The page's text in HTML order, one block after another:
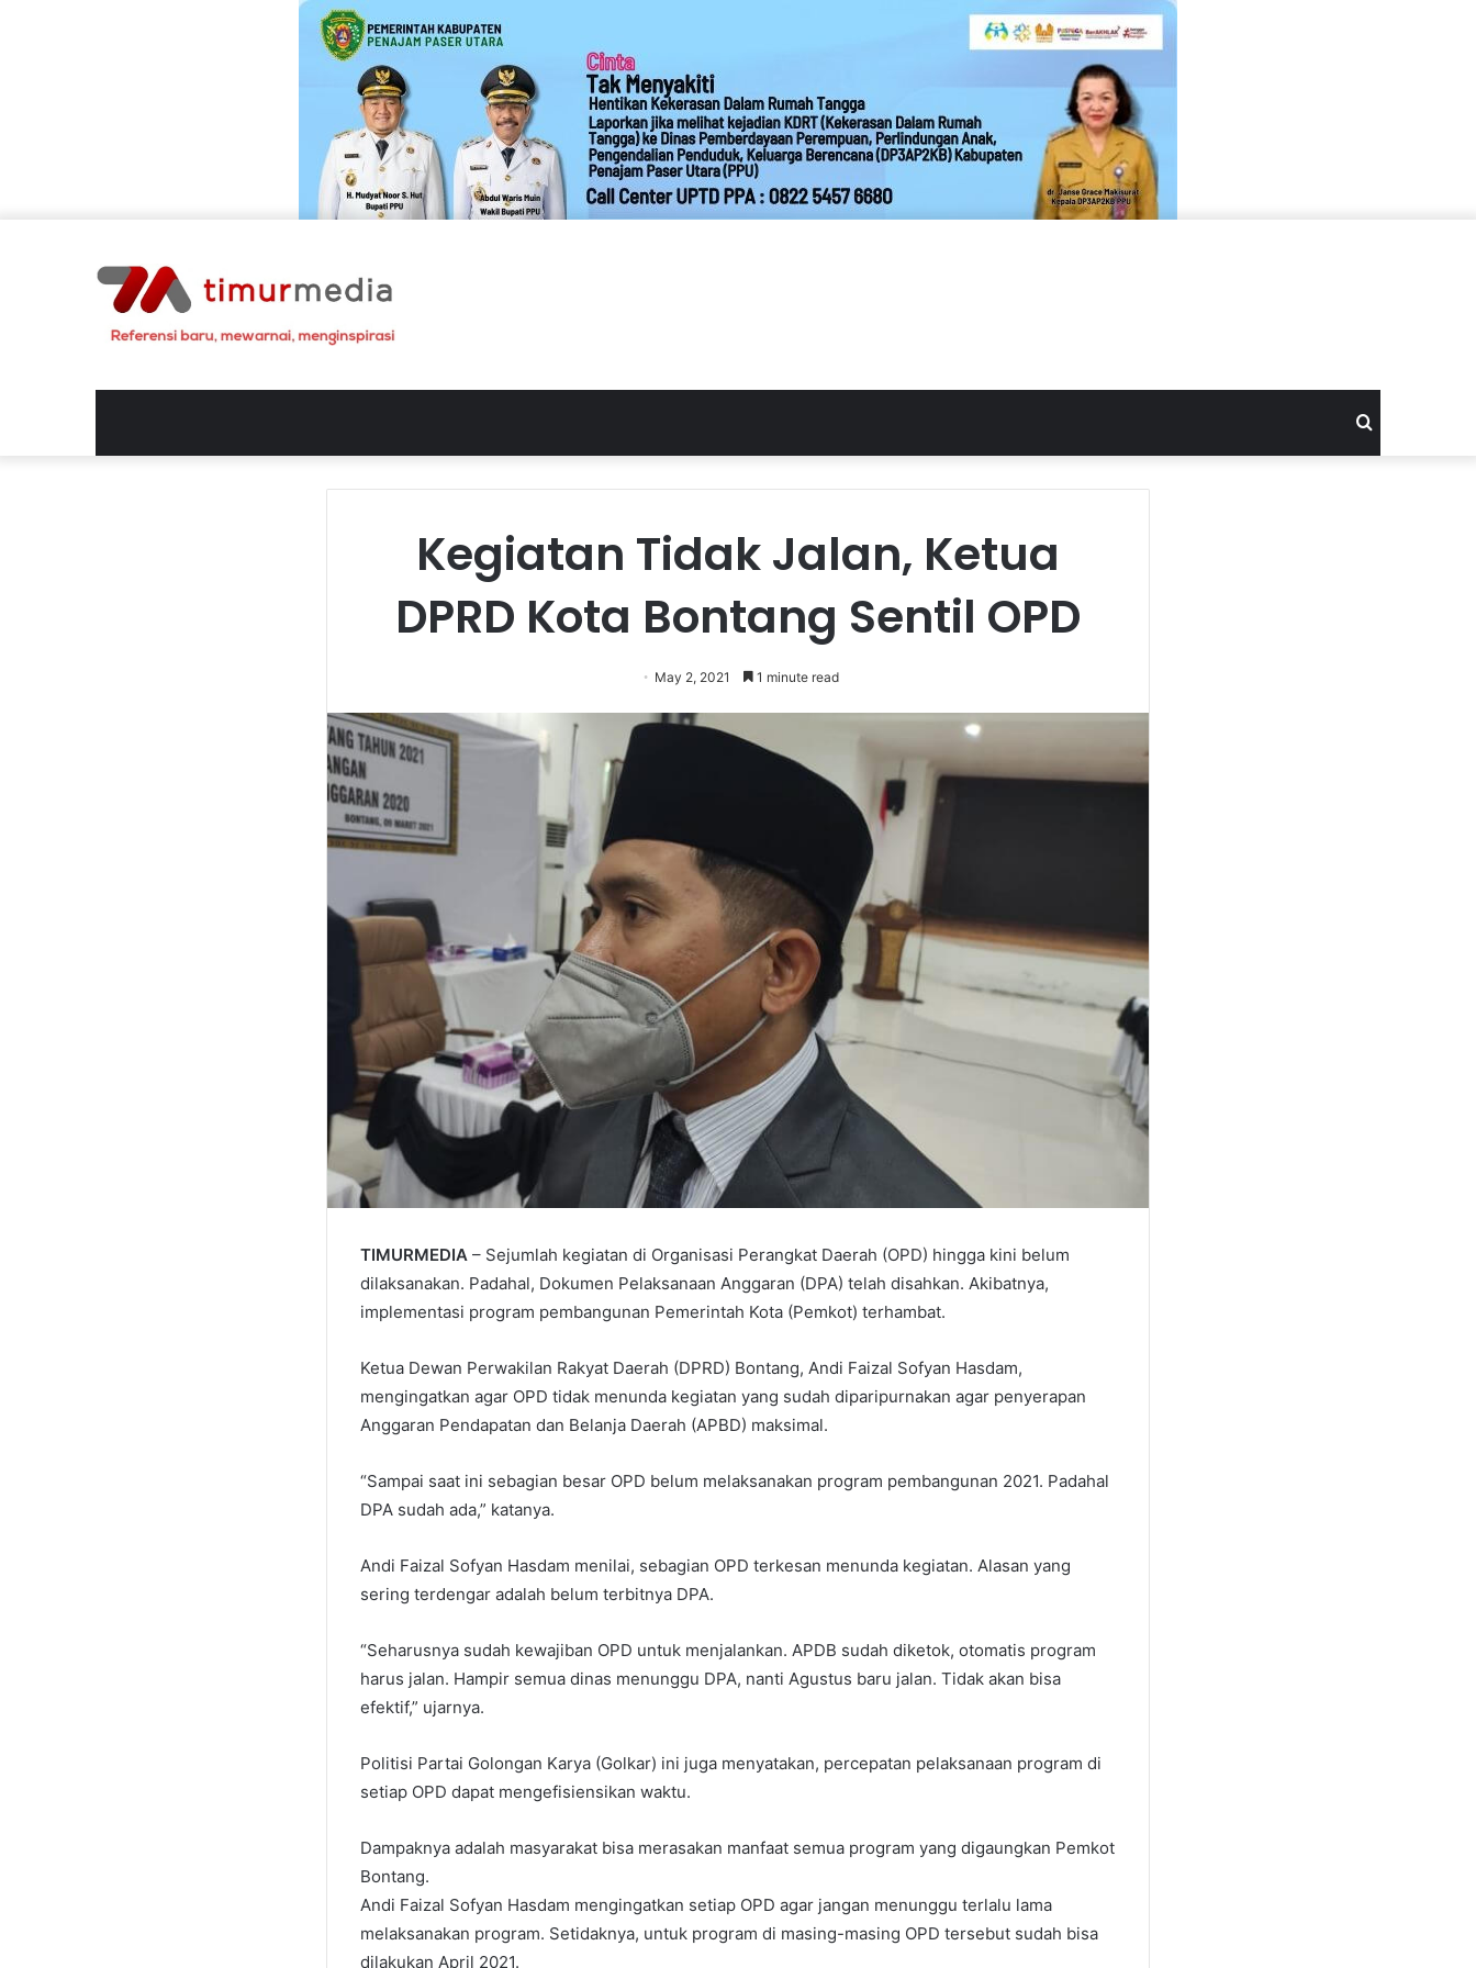
Kegiatan Tidak Jalan, Ketua
DPRD Kota Bontang Sentil OPD
May 2, 2021 1 minute read
TIMURMEDIA – Sejumlah kegiatan di Organisasi Perangkat Daerah (OPD) hingga kini belum
dilaksanakan. Padahal, Dokumen Pelaksanaan Anggaran (DPA) telah disahkan. Akibatnya,
implementasi program pembangunan Pemerintah Kota (Pemkot) terhambat.
Ketua Dewan Perwakilan Rakyat Daerah (DPRD) Bontang, Andi Faizal Sofyan Hasdam,
mengingatkan agar OPD tidak menunda kegiatan yang sudah diparipurnakan agar penyerapan
Anggaran Pendapatan dan Belanja Daerah (APBD) maksimal.
“Sampai saat ini sebagian besar OPD belum melaksanakan program pembangunan 2021. Padahal
DPA sudah ada,” katanya.
Andi Faizal Sofyan Hasdam menilai, sebagian OPD terkesan menunda kegiatan. Alasan yang
sering terdengar adalah belum terbitnya DPA.
“Seharusnya sudah kewajiban OPD untuk menjalankan. APDB sudah diketok, otomatis program
harus jalan. Hampir semua dinas menunggu DPA, nanti Agustus baru jalan. Tidak akan bisa
efektif,” ujarnya.
Politisi Partai Golongan Karya (Golkar) ini juga menyatakan, percepatan pelaksanaan program di
setiap OPD dapat mengefisiensikan waktu.
Dampaknya adalah masyarakat bisa merasakan manfaat semua program yang digaungkan Pemkot
Bontang.
Andi Faizal Sofyan Hasdam mengingatkan setiap OPD agar jangan menunggu terlalu lama
melaksanakan program. Setidaknya, untuk program di masing-masing OPD tersebut sudah bisa
dilakukan April 2021.